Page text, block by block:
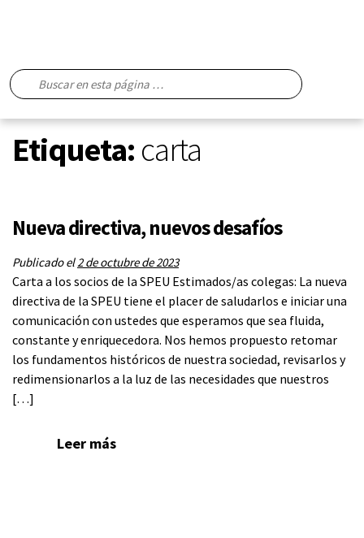
Etiqueta: carta
Nueva directiva, nuevos desafíos
Publicado el2 de octubre de 2023
Carta a los socios de la SPEU Estimados/as colegas: La nueva
directiva de la SPEU tiene el placer de saludarlos e iniciar una
comunicación con ustedes que esperamos que sea fluida,
constante y enriquecedora. Nos hemos propuesto retomar
los fundamentos históricos de nuestra sociedad, revisarlos y
redimensionarlos a la luz de las necesidades que nuestros
[…]
Leer más